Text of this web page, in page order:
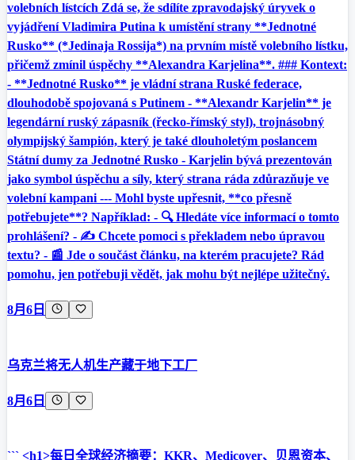
volebních lístcích Zdá se, že sdílíte zpravodajský úryvek o
vyjádření Vladimira Putina k umístění strany **Jednotné
Rusko** (*Jedinaja Rossija*) na prvním místě volebního lístku,
přičemž zmínil úspěchy **Alexandra Karjelina**. ### Kontext:
- **Jednotné Rusko** je vládní strana Ruské federace,
dlouhodobě spojovaná s Putinem - **Alexandr Karjelin** je
legendární ruský zápasník (řecko-římský styl), trojnásobný
olympijský šampión, který je také dlouholetým poslancem
Státní dumy za Jednotné Rusko - Karjelin bývá prezentován
jako symbol úspěchu a síly, který strana ráda zdůrazňuje ve
volební kampani --- Mohl byste upřesnit, **co přesně
potřebujete**? Například: - 🔍 Hledáte více informací o tomto
prohlášení? - ✍️ Chcete pomoci s překladem nebo úpravou
textu? - 📰 Jde o součást článku, na kterém pracujete? Rád
pomohu, jen potřebuji vědět, jak mohu být nejlépe užitečný.
8月6日
乌克兰将无人机生产藏于地下工厂
8月6日
``` <h1>每日全球经济摘要：KKR、Medicover、贝恩资本、